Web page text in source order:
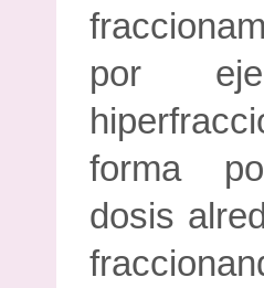
por
forma
dosis